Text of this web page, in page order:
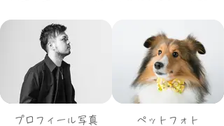
プロフィール写真 ペットフォト